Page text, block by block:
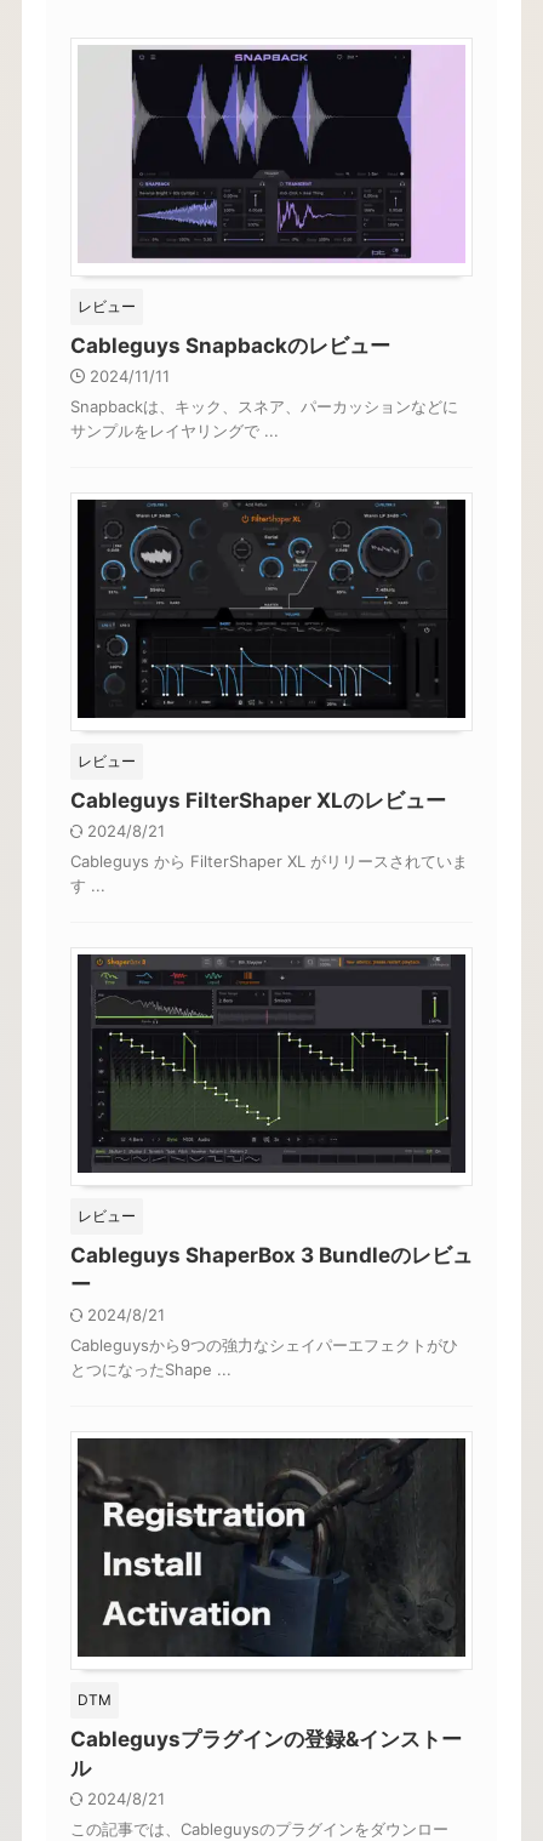
レビュー
Cableguys Snapbackのレビュー
2024/11/11
Snapbackは、キック、スネア、パーカッションなどに
サンプルをレイヤリングで ...
レビュー
Cableguys FilterShaper XLのレビュー
2024/8/21
Cableguys から FilterShaper XL がリリースされていま
す ...
レビュー
Cableguys ShaperBox 3 Bundleのレビュ
ー
2024/8/21
Cableguysから9つの強力なシェイパーエフェクトがひ
とつになったShape ...
DTM
Cableguysプラグインの登録&インストー
ル
2024/8/21
この記事では、Cableguysのプラグインをダウンロー